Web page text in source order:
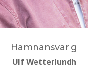
Hamnansvarig
Ulf Wetterlundh